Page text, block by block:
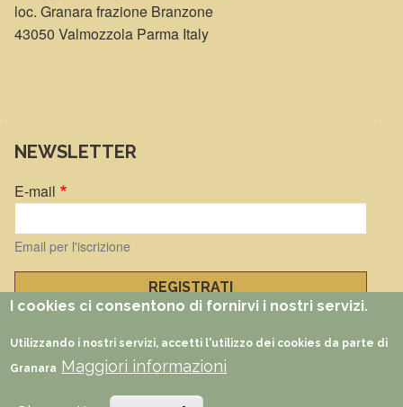
loc. Granara frazione Branzone
43050 Valmozzola Parma Italy
NEWSLETTER
E-mail
Email per l'iscrizione
Gestisci iscrizioni
FUNZIONI
Documenti Foto Video Partners
I cookies ci consentono di fornirvi i nostri servizi.
Utilizzando i nostri servizi, accetti l'utilizzo dei cookies da parte di
Granara Maggiori informazioni